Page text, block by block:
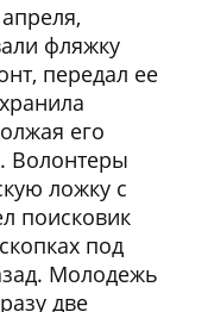
фляжку
передал ее
его
Волонтеры
ложку с
поисковик
под
Молодежь
две